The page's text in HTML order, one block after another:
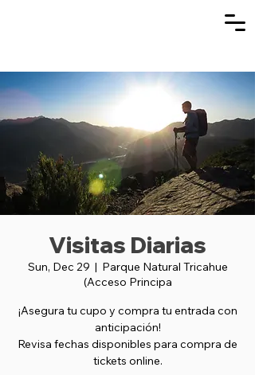
Visitas Diarias
Sun, Dec 29
  |
Parque Natural Tricahue
(Acceso Principa
¡Asegura tu cupo y compra tu entrada con
anticipación!
Revisa fechas disponibles para compra de
tickets online.